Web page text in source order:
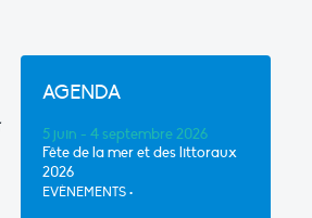
AGENDA
5 juin - 4 septembre 2026
Fête de la mer et des littoraux
2026
EVÈNEMENTS •